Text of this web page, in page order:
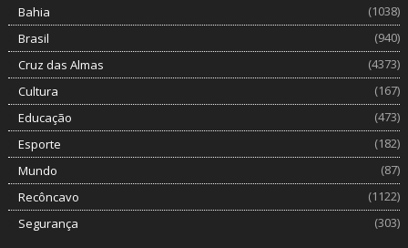
Bahia
(1038)
Brasil
(940)
Cruz das Almas
(4373)
Cultura
(167)
Educação
(473)
Esporte
(182)
Mundo
(87)
Recôncavo
(1122)
Segurança
(303)